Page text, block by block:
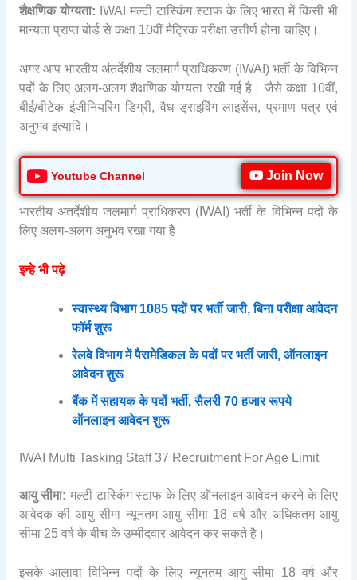
शैक्षणिक योग्यता: IWAI मल्टी टास्किंग स्टाफ के लिए भारत में किसी भी
मान्यता प्राप्त बोर्ड से कक्षा 10वीं मैट्रिक परीक्षा उत्तीर्ण होना चाहिए।
अगर आप भारतीय अंतर्देशीय जलमार्ग प्राधिकरण (IWAI) भर्ती के विभिन्न
पदों के लिए अलग-अलग शैक्षणिक योग्यता रखी गई है। जैसे कक्षा 10वीं,
बीई/बीटेक इंजीनियरिंग डिग्री, वैध ड्राइविंग लाइसेंस, प्रमाण पत्र एवं
अनुभव इत्यादि।
Youtube Channel Join Now
भारतीय अंतर्देशीय जलमार्ग प्राधिकरण (IWAI) भर्ती के विभिन्न पदों के
लिए अलग-अलग अनुभव रखा गया है
इन्हे भी पढ़े
स्वास्थ्य विभाग 1085 पदों पर भर्ती जारी, बिना परीक्षा आवेदन
फॉर्म शुरू
रेलवे विभाग में पैरामेडिकल के पदों पर भर्ती जारी, ऑनलाइन
आवेदन शुरू
बैंक में सहायक के पदों भर्ती, सैलरी 70 हजार रूपये
ऑनलाइन आवेदन शुरू
IWAI Multi Tasking Staff 37 Recruitment For Age Limit
आयु सीमा: मल्टी टास्किंग स्टाफ के लिए ऑनलाइन आवेदन करने के लिए
आवेदक की आयु सीमा न्यूनतम आयु सीमा 18 वर्ष और अधिकतम आयु
सीमा 25 वर्ष के बीच के उम्मीदवार आवेदन कर सकते है।
इसके आलावा विभिन्न पदों के लिए न्यूनतम आयु सीमा 18 वर्ष और